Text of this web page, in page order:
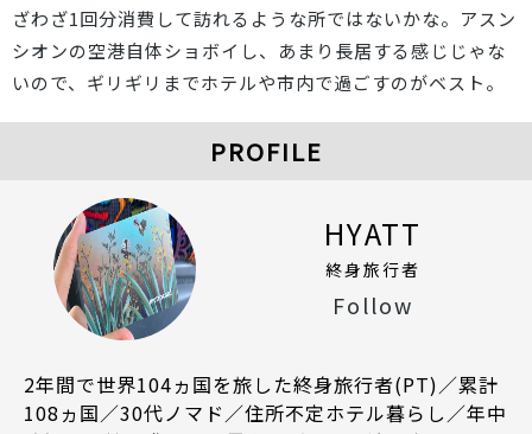
ざわざ1回分消費して訪れるような所ではないかな。アスン
シオンの空港自体ショボイし、あまり長居する感じじゃな
いので、ギリギリまでホテルや市内で過ごすのがベスト。
PROFILE
HYATT
終身旅行者
Follow
2年間で世界104ヵ国を旅した終身旅行者(PT)／累計
108ヵ国／30代ノマド／住所不定ホテル暮らし／年中